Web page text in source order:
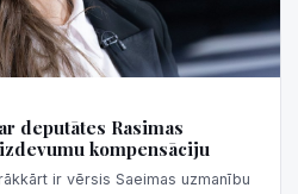
deputātes Rasimas
kompensāciju
ir vērsis Saeimas uzmanību